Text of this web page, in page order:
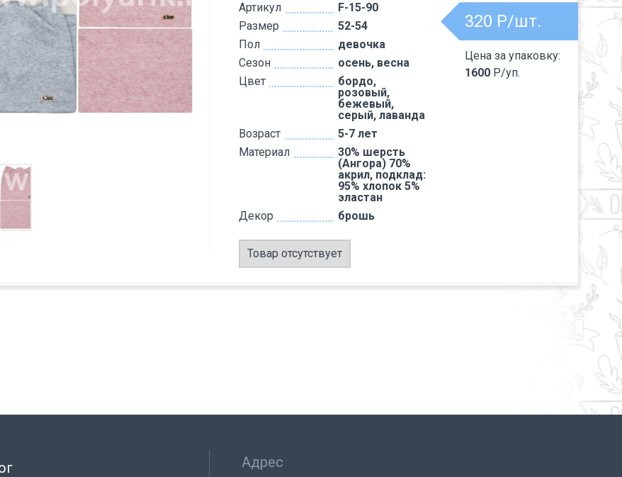
Артикул
F-15-90
Размер
52-54
Пол
девочка
Сезон
осень, весна
Цвет
бордо,
розовый,
бежевый,
серый, лаванда
Возраст
5-7 лет
Материал
30% шерсть
(Ангора) 70%
акрил, подклад:
95% хлопок 5%
эластан
Декор
брошь
320 Р/шт.
Цена за упаковку:
1600 Р/уп.
Товар отсутствует
Адрес